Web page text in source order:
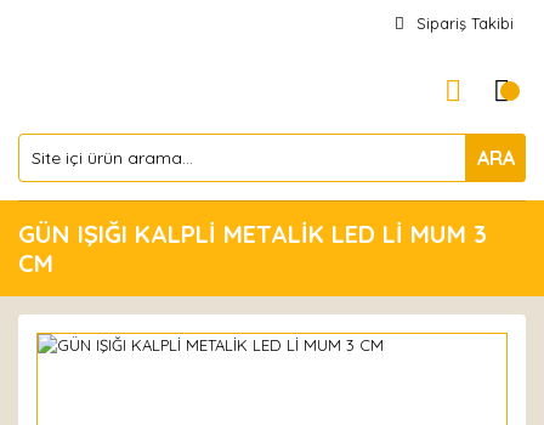
Sipariş Takibi
ARA
GÜN IŞIĞI KALPLİ METALİK LED Lİ MUM 3
CM